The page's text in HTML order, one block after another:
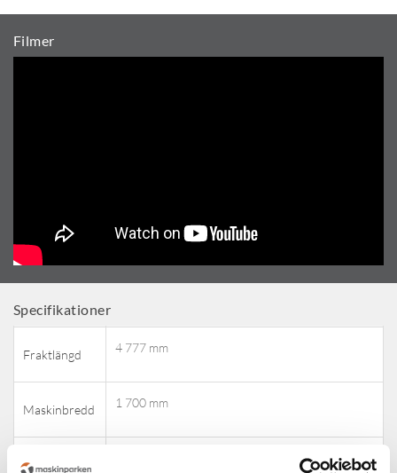
Filmer
Specifikationer
Fraktlängd 4 777 mm
Maskinbredd 1 700 mm
Höjd